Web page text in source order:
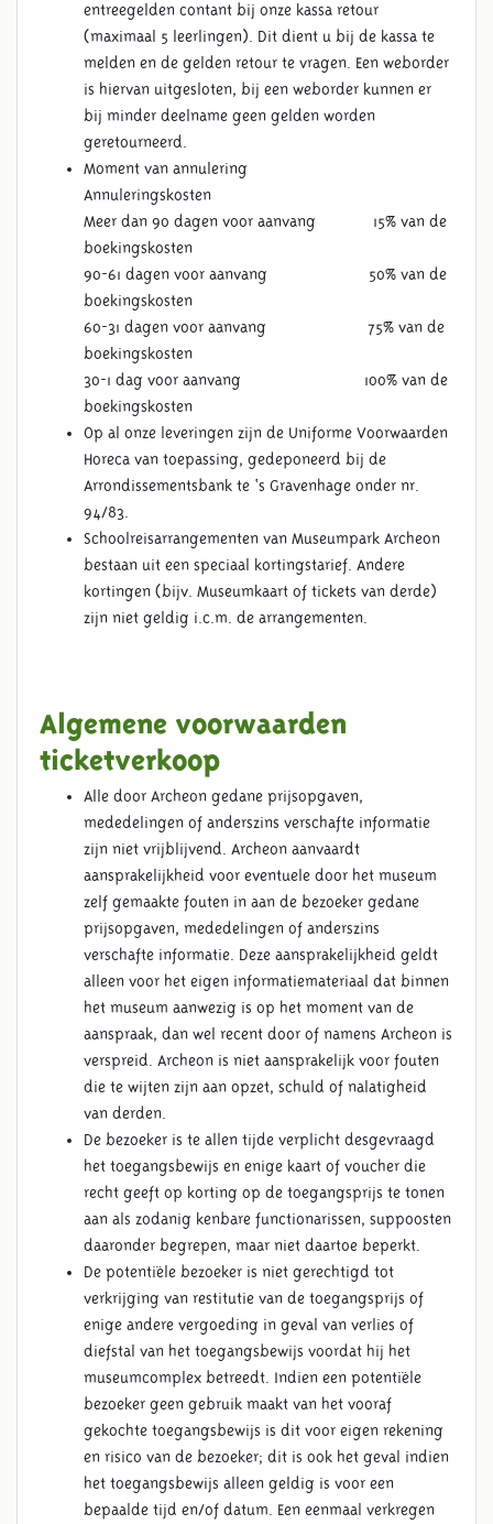
entreegelden contant bij onze kassa retour
(maximaal 5 leerlingen). Dit dient u bij de kassa te
melden en de gelden retour te vragen. Een weborder
is hiervan uitgesloten, bij een weborder kunnen er
bij minder deelname geen gelden worden
geretourneerd.
Moment van annulering
Annuleringskosten
Meer dan 90 dagen voor aanvang 15% van de
boekingskosten
90-61 dagen voor aanvang 50% van de
boekingskosten
60-31 dagen voor aanvang 75% van de
boekingskosten
30-1 dag voor aanvang 100% van de
boekingskosten
Op al onze leveringen zijn de Uniforme Voorwaarden
Horeca van toepassing, gedeponeerd bij de
Arrondissementsbank te ‘s Gravenhage onder nr.
94/83.
Schoolreisarrangementen van Museumpark Archeon
bestaan uit een speciaal kortingstarief. Andere
kortingen (bijv. Museumkaart of tickets van derde)
zijn niet geldig i.c.m. de arrangementen.
Algemene voorwaarden
ticketverkoop
Alle door Archeon gedane prijsopgaven,
mededelingen of anderszins verschafte informatie
zijn niet vrijblijvend. Archeon aanvaardt
aansprakelijkheid voor eventuele door het museum
zelf gemaakte fouten in aan de bezoeker gedane
prijsopgaven, mededelingen of anderszins
verschafte informatie. Deze aansprakelijkheid geldt
alleen voor het eigen informatiemateriaal dat binnen
het museum aanwezig is op het moment van de
aanspraak, dan wel recent door of namens Archeon is
verspreid. Archeon is niet aansprakelijk voor fouten
die te wijten zijn aan opzet, schuld of nalatigheid
van derden.
De bezoeker is te allen tijde verplicht desgevraagd
het toegangsbewijs en enige kaart of voucher die
recht geeft op korting op de toegangsprijs te tonen
aan als zodanig kenbare functionarissen, suppoosten
daaronder begrepen, maar niet daartoe beperkt.
De potentiële bezoeker is niet gerechtigd tot
verkrijging van restitutie van de toegangsprijs of
enige andere vergoeding in geval van verlies of
diefstal van het toegangsbewijs voordat hij het
museumcomplex betreedt. Indien een potentiële
bezoeker geen gebruik maakt van het vooraf
gekochte toegangsbewijs is dit voor eigen rekening
en risico van de bezoeker; dit is ook het geval indien
het toegangsbewijs alleen geldig is voor een
bepaalde tijd en/of datum. Een eenmaal verkregen